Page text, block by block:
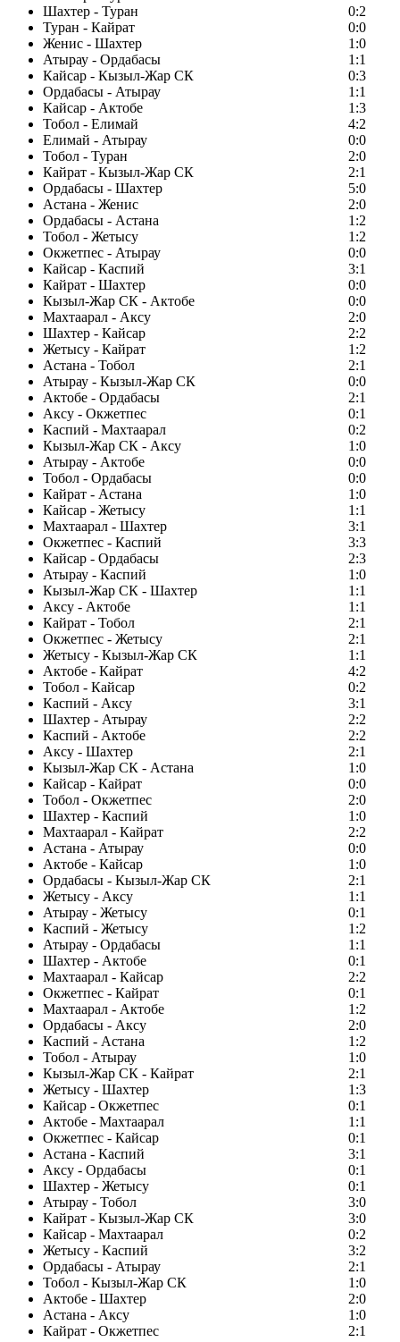
Шахтер - Туран
0:2
Туран - Кайрат
0:0
Женис - Шахтер
1:0
Атырау - Ордабасы
1:1
Кайсар - Кызыл-Жар СК
0:3
Ордабасы - Атырау
1:1
Кайсар - Актобе
1:3
Тобол - Елимай
4:2
Елимай - Атырау
0:0
Тобол - Туран
2:0
Кайрат - Кызыл-Жар СК
2:1
Ордабасы - Шахтер
5:0
Астана - Женис
2:0
Ордабасы - Астана
1:2
Тобол - Жетысу
1:2
Окжетпес - Атырау
0:0
Кайсар - Каспий
3:1
Кайрат - Шахтер
0:0
Кызыл-Жар СК - Актобе
0:0
Махтаарал - Аксу
2:0
Шахтер - Кайсар
2:2
Жетысу - Кайрат
1:2
Астана - Тобол
2:1
Атырау - Кызыл-Жар СК
0:0
Актобе - Ордабасы
2:1
Аксу - Окжетпес
0:1
Каспий - Махтаарал
0:2
Кызыл-Жар СК - Аксу
1:0
Атырау - Актобе
0:0
Тобол - Ордабасы
0:0
Кайрат - Астана
1:0
Кайсар - Жетысу
1:1
Махтаарал - Шахтер
3:1
Окжетпес - Каспий
3:3
Кайсар - Ордабасы
2:3
Атырау - Каспий
1:0
Кызыл-Жар СК - Шахтер
1:1
Аксу - Актобе
1:1
Кайрат - Тобол
2:1
Окжетпес - Жетысу
2:1
Жетысу - Кызыл-Жар СК
1:1
Актобе - Кайрат
4:2
Тобол - Кайсар
0:2
Каспий - Аксу
3:1
Шахтер - Атырау
2:2
Каспий - Актобе
2:2
Аксу - Шахтер
2:1
Кызыл-Жар СК - Астана
1:0
Кайсар - Кайрат
0:0
Тобол - Окжетпес
2:0
Шахтер - Каспий
1:0
Махтаарал - Кайрат
2:2
Астана - Атырау
0:0
Актобе - Кайсар
1:0
Ордабасы - Кызыл-Жар СК
2:1
Жетысу - Аксу
1:1
Атырау - Жетысу
0:1
Каспий - Жетысу
1:2
Атырау - Ордабасы
1:1
Шахтер - Актобе
0:1
Махтаарал - Кайсар
2:2
Окжетпес - Кайрат
0:1
Махтаарал - Актобе
1:2
Ордабасы - Аксу
2:0
Каспий - Астана
1:2
Тобол - Атырау
1:0
Кызыл-Жар СК - Кайрат
2:1
Жетысу - Шахтер
1:3
Кайсар - Окжетпес
0:1
Актобе - Махтаарал
1:1
Окжетпес - Кайсар
0:1
Астана - Каспий
3:1
Аксу - Ордабасы
0:1
Шахтер - Жетысу
0:1
Атырау - Тобол
3:0
Кайрат - Кызыл-Жар СК
3:0
Кайсар - Махтаарал
0:2
Жетысу - Каспий
3:2
Ордабасы - Атырау
2:1
Тобол - Кызыл-Жар СК
1:0
Актобе - Шахтер
2:0
Астана - Аксу
1:0
Кайрат - Окжетпес
2:1